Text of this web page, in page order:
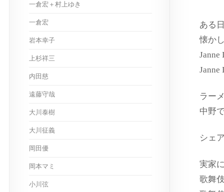
ある
懐か
Janne
ラー
中野
シェ
実家
歌舞
一倉宏＋村上ゆき
一倉宏
岩本幸子
上杉祥三
内田慈
遠藤守哉
大川泰樹
大川征義
岡田優
岡本マミ
小川弦